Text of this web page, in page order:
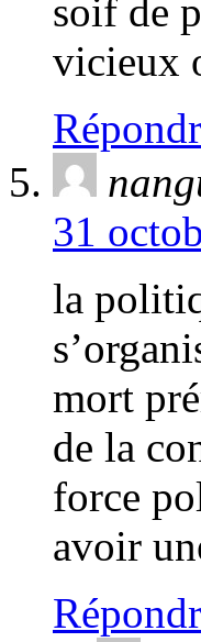
soif de
vicieux
31
la
mort
de la
force
avoir